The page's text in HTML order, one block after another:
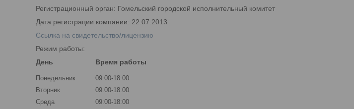
Регистрационный орган: Гомельский городской исполнительный комитет
Дата регистрации компании: 22.07.2013
Ссылка на свидетельство/лицензию
Режим работы:
День
Время работы
Понедельник
09:00-18:00
Вторник
09:00-18:00
Среда
09:00-18:00